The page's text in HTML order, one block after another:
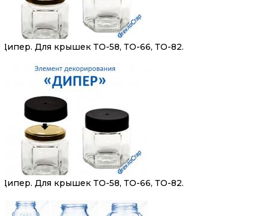
Дипер. Для крышек ТО-58, ТО-66, ТО-82.
Дипер. Для крышек ТО-58, ТО-66, ТО-82.